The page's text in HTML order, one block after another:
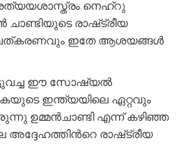
നെഹ്റു
ചാണ്ടിയുടെ രാഷ്‌ട്രീയ
ഇതേ ആശയങ്ങൾ
ഈ സോഷ്യൽ
ഇന്ത്യയിലെ ഏറ്റവും
ഉമ്മൻചാണ്ടി എന്ന് കഴിഞ്ഞ
അദ്ദേഹത്തിന്‍റെ രാഷ്‌ട്രീയ